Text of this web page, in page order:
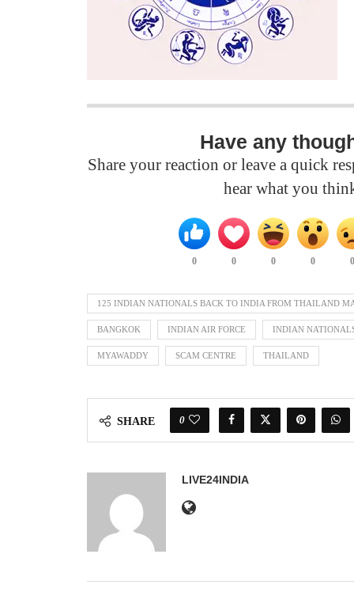
Have any
Share your reaction or leave a quick
hear what you
0 0 0 0
125 INDIAN NATIONALS BACK TO INDIA FROM THAILAND
BANGKOK INDIAN AIR FORCE INDIAN
MYAWADDY SCAM CENTRE THAILAND
SHARE 0
LIVE24INDIA